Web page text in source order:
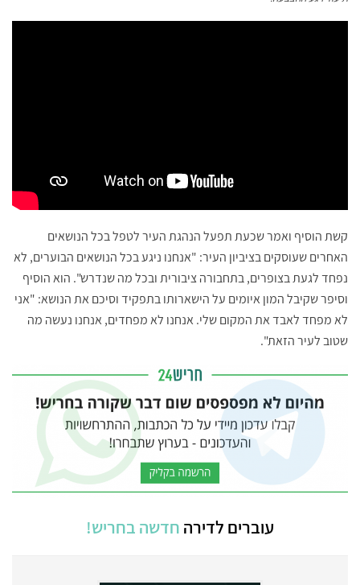
קשת הוסיף ואמר שכעת תפעל הנהגת העיר לטפל בכל הנושאים
האחרים שעוסקים בציביון העיר: "אנחנו ניגע בכל הנושאים הבוערים, לא
נפחד לגעת בצופרים, בתחבורה ציבורית ובכל מה שנדרש". הוא הוסיף
וסיפר שקיבל המון איומים על הישארותו בתפקיד וסיכם את הנושא: "אני
לא מפחד לאבד את המקום שלי. אנחנו לא מפחדים, אנחנו נעשה מה
שטוב לעיר הזאת".
עוברים לדירה חדשה בחריש!